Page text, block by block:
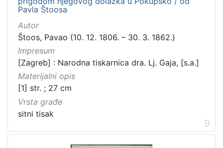
Pavla Štoosa
Autor
Štoos, Pavao (10. 12. 1806. – 30. 3. 1862.)
Impresum
[Zagreb] : Narodna tiskarnica dra. Lj. Gaja, [s.a.]
Materijalni opis
[1] str. ; 27 cm
Vrsta građe
sitni tisak
9